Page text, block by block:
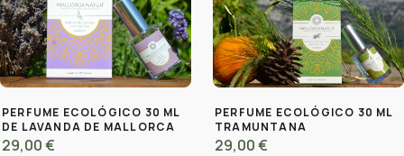
PERFUME ECOLÓGICO 30 ML
DE LAVANDA DE MALLORCA
29,00 €
PERFUME ECOLÓGICO 30 ML
TRAMUNTANA
29,00 €